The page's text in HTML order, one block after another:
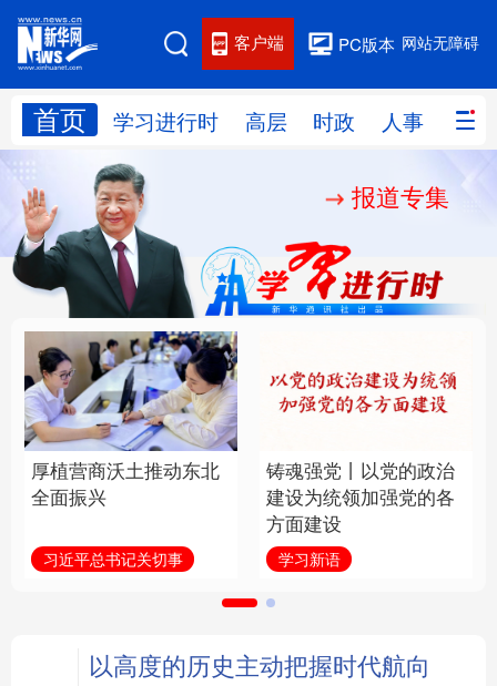
网站无障碍
PC版本
客户端
首页 学习进行时 高层 时政 人事 国际
网站地图
学习进行时 人事
国际 财经 网评
思客智库 全球连线 教育
科技 科创 量子 体育
文化 书画
访谈 视频 图片 政务
学术中国 乡村振兴 银龄 溯源中国
报道专集
厚植营商沃土推动东北
全面振兴
习近平总书记关切事
铸魂强党丨以党的政治
建设为统领加强党的各
方面建设
学习新语
以高度的历史主动把握时代航向